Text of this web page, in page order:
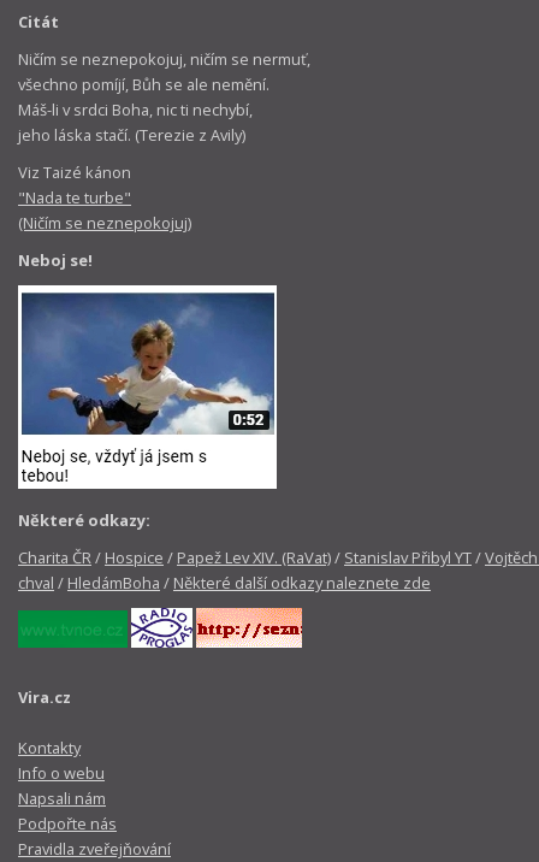
Citát
Ničím se neznepokojuj, ničím se nermuť,
všechno pomíjí, Bůh se ale nemění.
Máš-li v srdci Boha, nic ti nechybí,
jeho láska stačí. (Terezie z Avily)
Viz Taizé kánon
"Nada te turbe"
(Ničím se neznepokojuj)
Neboj se!
Některé odkazy:
Charita ČR/ Hospice / Papež Lev XIV. (RaVat)/ Stanislav Přibyl YT/
chval / HledámBoha / Některé další odkazy naleznete zde
Vira.cz
Kontakty
Info o webu
Napsali nám
Podpořte nás
Pravidla zveřejňování